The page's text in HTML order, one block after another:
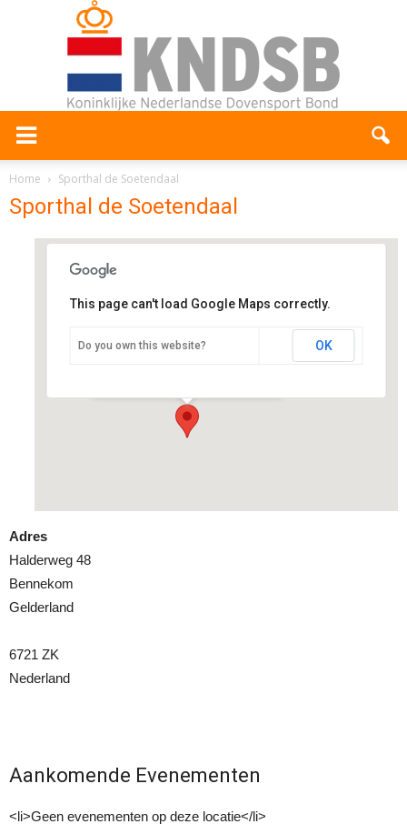
Home Sporthal de Soetendaal
Sporthal de Soetendaal
Sporthal de Soetendaal
This page can't load Google Maps correctly.
Do you own this website? OK
Adres
Halderweg 48
Bennekom
Gelderland
6721 ZK
Nederland
Aankomende Evenementen
<li>Geen evenementen op deze locatie</li>